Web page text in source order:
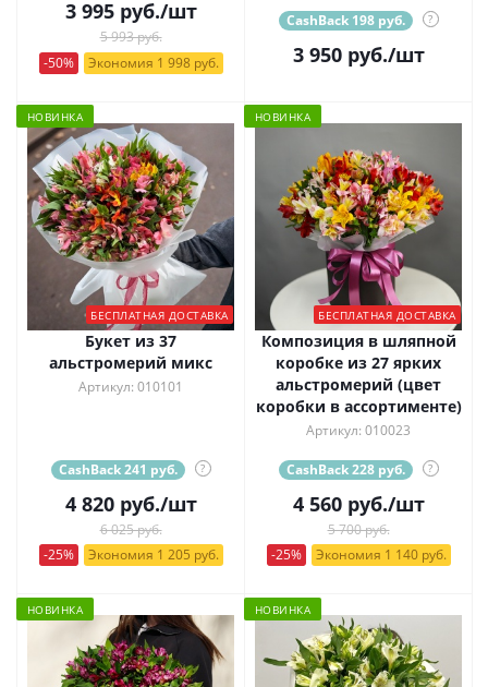
3 995руб./шт
5 993 руб.
-50%
Экономия 1 998 руб.
CashBack 198 руб. ?
3 950руб./шт
НОВИНКА
БЕСПЛАТНАЯ ДОСТАВКА
Букет из 37
альстромерий микс
Артикул: 010101
CashBack 241 руб. ?
4 820руб./шт
6 025 руб.
-25%
Экономия 1 205 руб.
НОВИНКА
БЕСПЛАТНАЯ ДОСТАВКА
Композиция в шляпной
коробке из 27 ярких
альстромерий (цвет
коробки в ассортименте)
Артикул: 010023
CashBack 228 руб. ?
4 560руб./шт
5 700 руб.
-25%
Экономия 1 140 руб.
НОВИНКА НОВИНКА